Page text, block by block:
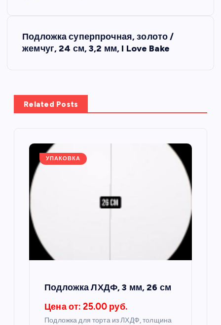
а
ц
Подложка суперпрочная, золото /
жемчуг, 24 см, 3,2 мм, I Love Bake
Related Posts
УПАКОВКА
Подложка ЛХДФ, 3 мм, 26 см
Цена от: 25.00 руб.
Подложка для торта из ЛХДФ, толщина